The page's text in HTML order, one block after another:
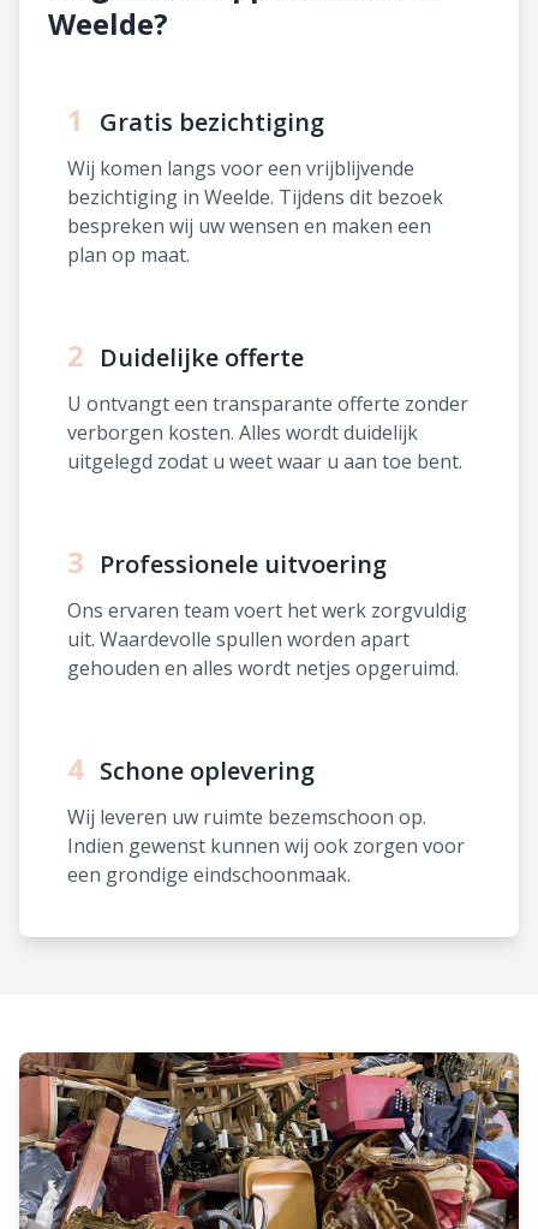
Weelde?
1 Gratis bezichtiging
Wij komen langs voor een vrijblijvende
bezichtiging in Weelde. Tijdens dit bezoek
bespreken wij uw wensen en maken een
plan op maat.
2 Duidelijke offerte
U ontvangt een transparante offerte zonder
verborgen kosten. Alles wordt duidelijk
uitgelegd zodat u weet waar u aan toe bent.
3 Professionele uitvoering
Ons ervaren team voert het werk zorgvuldig
uit. Waardevolle spullen worden apart
gehouden en alles wordt netjes opgeruimd.
4 Schone oplevering
Wij leveren uw ruimte bezemschoon op.
Indien gewenst kunnen wij ook zorgen voor
een grondige eindschoonmaak.